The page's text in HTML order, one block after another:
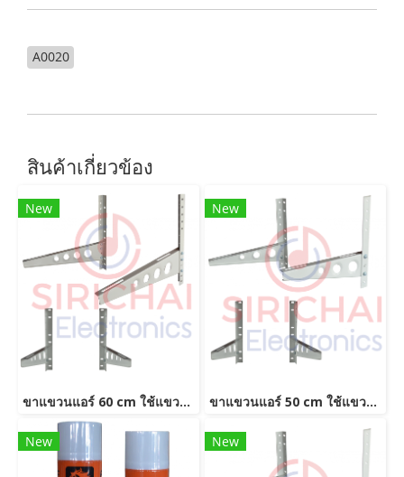
A0020
สินค้าเกี่ยวข้อง
New
ขาแขวนแอร์ 60 cm ใช้แขวนแอร์ขนาด 9000-24000 BTU
New
ขาแขวนแอร์ 50 cm ใช้แขวนแอร์ขนาด 9000-18000 BTU
New New